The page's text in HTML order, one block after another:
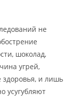
не
шоколад,
угрей,
здоровья, и лишь
усугубляют